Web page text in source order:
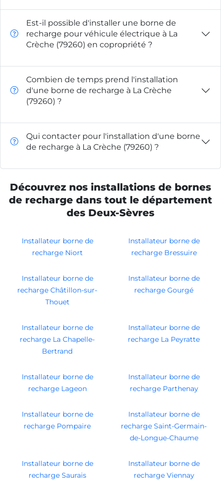
Est-il possible d'installer une borne de
recharge pour véhicule électrique à La
Crèche (79260) en copropriété ?
Combien de temps prend l'installation
d'une borne de recharge à La Crèche
(79260) ?
Qui contacter pour l'installation d'une borne
de recharge à La Crèche (79260) ?
Découvrez nos installations de bornes
de recharge dans tout le département
des Deux-Sèvres
Installateur borne de
recharge Niort
Installateur borne de
recharge Bressuire
Installateur borne de
recharge Châtillon-sur-
Thouet
Installateur borne de
recharge Gourgé
Installateur borne de
recharge La Chapelle-
Bertrand
Installateur borne de
recharge La Peyratte
Installateur borne de
recharge Lageon
Installateur borne de
recharge Parthenay
Installateur borne de
recharge Pompaire
Installateur borne de
recharge Saint-Germain-
de-Longue-Chaume
Installateur borne de
recharge Saurais
Installateur borne de
recharge Viennay